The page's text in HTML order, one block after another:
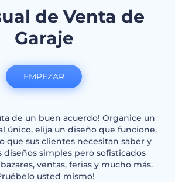
de Venta de
Garaje
de un buen acuerdo! Organice un
único, elija un diseño que funcione,
que sus clientes necesitan saber y
diseños simples pero sofisticados
ventas, ferias y mucho más.
usted mismo!
EMPEZAR